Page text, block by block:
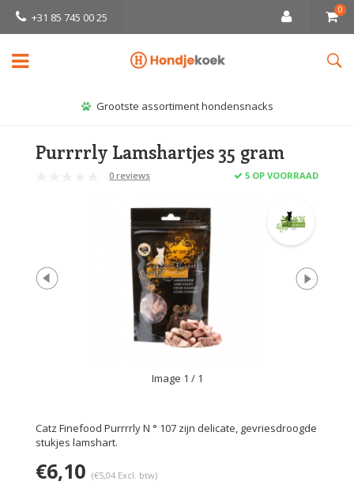
+31 85 745 00 25
0
Grootste assortiment hondensnacks
Purrrrly Lamshartjes 35 gram
0 reviews 5 OP VOORRAAD
Image 1 / 1
Catz Finefood Purrrrly N ° 107 zijn delicate, gevriesdroogde
stukjes lamshart.
€6,10 (€5,04 Excl. btw)